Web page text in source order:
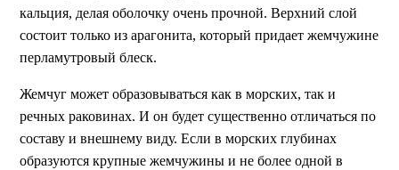
кальция, делая оболочку очень прочной. Верхний слой
состоит только из арагонита, который придает жемчужине
перламутровый блеск.
Жемчуг может образовываться как в морских, так и
речных раковинах. И он будет существенно отличаться по
составу и внешнему виду. Если в морских глубинах
образуются крупные жемчужины и не более одной в